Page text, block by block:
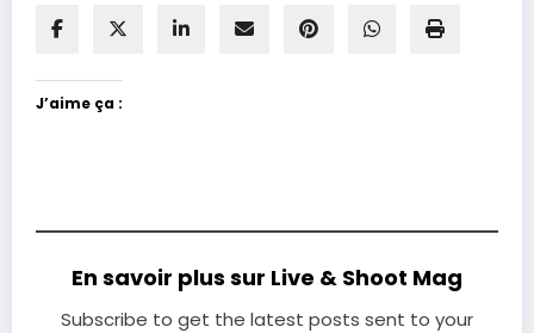
J’aime ça :
En savoir plus sur Live & Shoot Mag
Subscribe to get the latest posts sent to your